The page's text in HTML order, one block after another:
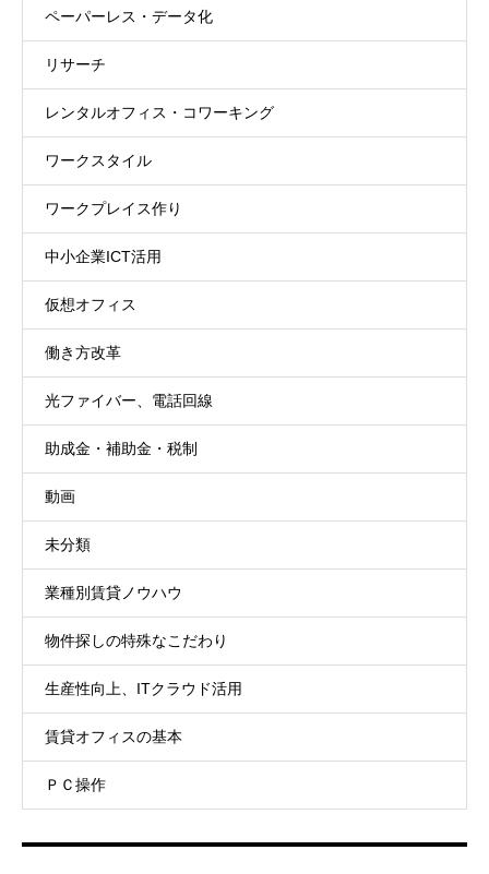
ペーパーレス・データ化
リサーチ
レンタルオフィス・コワーキング
ワークスタイル
ワークプレイス作り
中小企業ICT活用
仮想オフィス
働き方改革
光ファイバー、電話回線
助成金・補助金・税制
動画
未分類
業種別賃貸ノウハウ
物件探しの特殊なこだわり
生産性向上、ITクラウド活用
賃貸オフィスの基本
ＰＣ操作